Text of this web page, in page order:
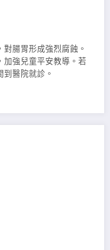
腸胃形成強烈腐蝕。
加強兒童平安教導。若
醫院就診。